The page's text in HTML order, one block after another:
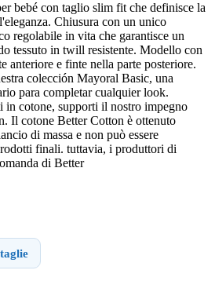
bebé con taglio slim fit che definisce la
Chiusura con un unico
regolabile in vita che garantisce un
tessuto in twill resistente. Modello con
anteriore e finte nella parte posteriore.
colección Mayoral Basic, una
para completar cualquier look.
in cotone, supporti il nostro impegno
Il cotone Better Cotton è ottenuto
di massa e non può essere
finali. tuttavia, i produttori di
di Better